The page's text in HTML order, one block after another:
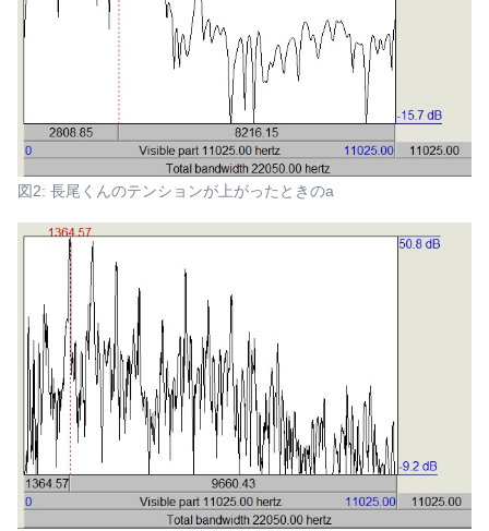
図2: 長尾くんのテンションが上がったときのa